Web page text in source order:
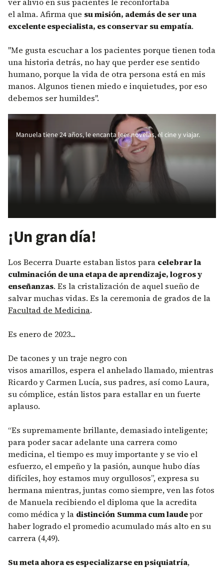
el alma. Afirma que su misión, además de ser una
excelente especialista, es conservar su empatía.
"Me gusta escuchar a los pacientes porque tienen toda
una historia detrás, no hay que perder ese sentido
humano, porque la vida de otra persona está en mis
manos. Algunos tienen miedo e inquietudes, por eso
debemos ser humildes".
Manuela tiene 24 años, le encanta leer novelas, el cine y viajar.
¡Un gran día!
Los Becerra Duarte estaban listos para celebrar la
culminación de una etapa de aprendizaje, logros y
enseñanzas. Es la cristalización de aquel sueño de
salvar muchas vidas. Es la ceremonia de grados de la
Facultad de Medicina.
Es enero de 2023...
De tacones y un traje negro con
visos amarillos, espera el anhelado llamado, mientras
Ricardo y Carmen Lucía, sus padres, así como Laura,
su cómplice, están listos para estallar en un fuerte
aplauso.
“Es supremamente brillante, demasiado inteligente;
para poder sacar adelante una carrera como
medicina, el tiempo es muy importante y se vio el
esfuerzo, el empeño y la pasión, aunque hubo días
difíciles, hoy estamos muy orgullosos”, expresa su
hermana mientras, juntas como siempre, ven las fotos
de Manuela recibiendo el diploma que la acredita
como médica y la distinción Summa cum laudepor
haber logrado el promedio acumulado más alto en su
carrera (4,49).
Su meta ahora es especializarse en psiquiatría,